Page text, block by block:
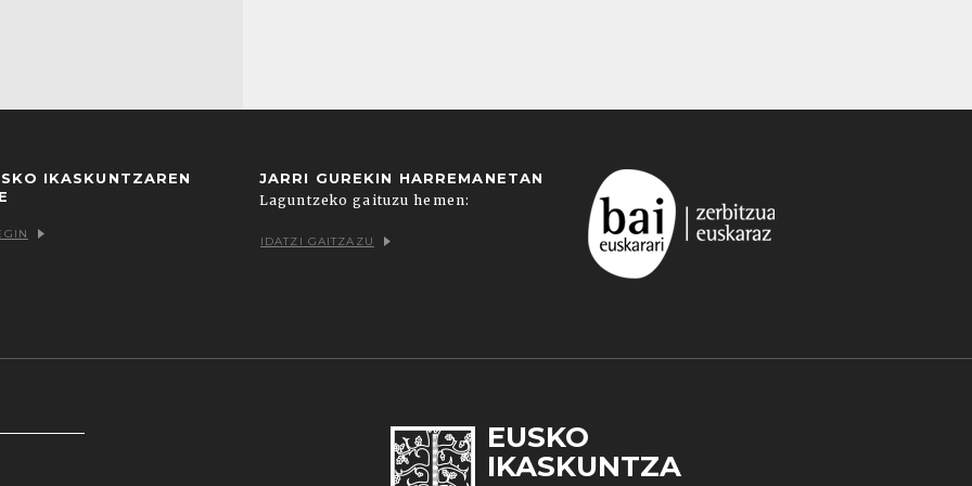
IKASKUNTZAREN
JARRI GUREKIN HARREMANETAN
Laguntzeko gaituzu hemen:
IDATZI GAITZAZU
EUSKO
IKASKUNTZA
zein hirugarrenenak. Hautatu nabigatzeko nahiago duzun cookie aukera. Guztiz desaktibatzea ere